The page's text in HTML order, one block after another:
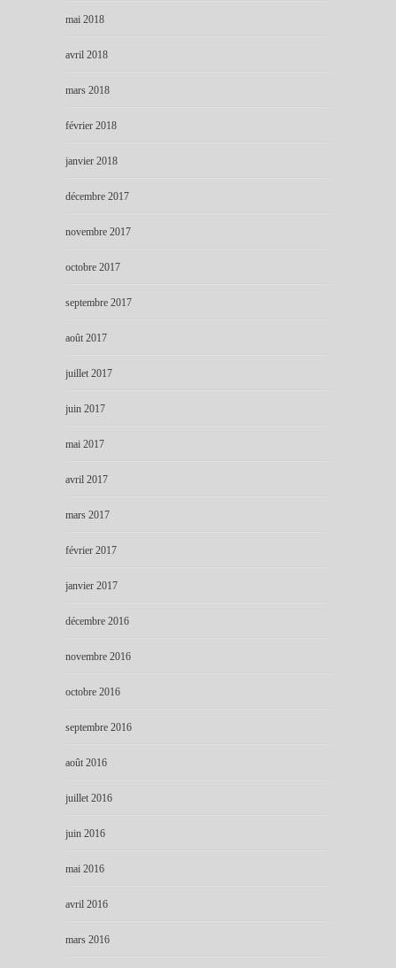
mai 2018
avril 2018
mars 2018
février 2018
janvier 2018
décembre 2017
novembre 2017
octobre 2017
septembre 2017
août 2017
juillet 2017
juin 2017
mai 2017
avril 2017
mars 2017
février 2017
janvier 2017
décembre 2016
novembre 2016
octobre 2016
septembre 2016
août 2016
juillet 2016
juin 2016
mai 2016
avril 2016
mars 2016